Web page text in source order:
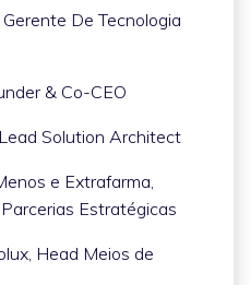
De Tecnologia
& Co-CEO
Solution Architect
e Extrafarma,
Estratégicas
Head Meios de